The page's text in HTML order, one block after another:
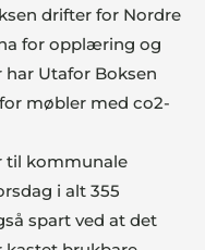
drifter for Nordre
for opplæring og
Utafor Boksen
møbler med co2-
til kommunale
i alt 355
spart ved at det